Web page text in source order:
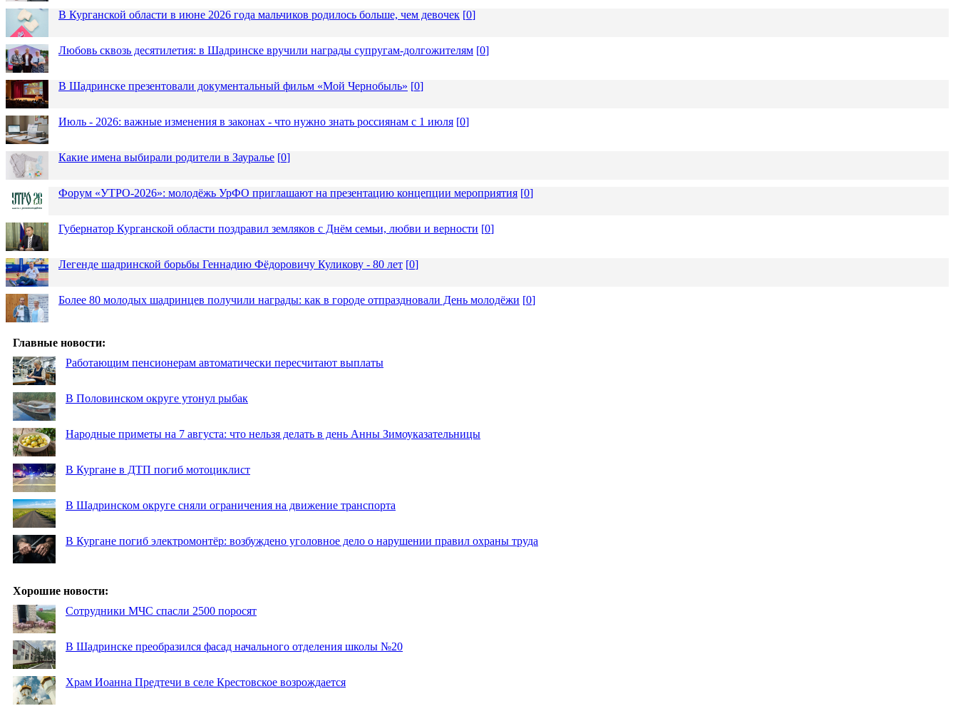
В Курганской области в июне 2026 года мальчиков родилось больше, чем девочек [0]
Любовь сквозь десятилетия: в Шадринске вручили награды супругам-долгожителям [0]
В Шадринске презентовали документальный фильм «Мой Чернобыль» [0]
Июль - 2026: важные изменения в законах - что нужно знать россиянам с 1 июля [0]
Какие имена выбирали родители в Зауралье [0]
Форум «УТРО-2026»: молодёжь УрФО приглашают на презентацию концепции мероприятия [0]
Губернатор Курганской области поздравил земляков с Днём семьи, любви и верности [0]
Легенде шадринской борьбы Геннадию Фёдоровичу Куликову - 80 лет [0]
Более 80 молодых шадринцев получили награды: как в городе отпраздновали День молодёжи [0]
Главные новости:
Работающим пенсионерам автоматически пересчитают выплаты
В Половинском округе утонул рыбак
Народные приметы на 7 августа: что нельзя делать в день Анны Зимоуказательницы
В Кургане в ДТП погиб мотоциклист
В Шадринском округе сняли ограничения на движение транспорта
В Кургане погиб электромонтёр: возбуждено уголовное дело о нарушении правил охраны труда
Хорошие новости:
Сотрудники МЧС спасли 2500 поросят
В Шадринске преобразился фасад начального отделения школы №20
Храм Иоанна Предтечи в селе Крестовское возрождается